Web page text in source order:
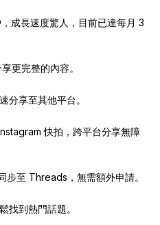
成長速度驚人，目前已達每月 3
更完整的內容。
分享至其他平台。
快拍，跨平台分享無障
步至 Threads，無需額外申請。
找到熱門話題。